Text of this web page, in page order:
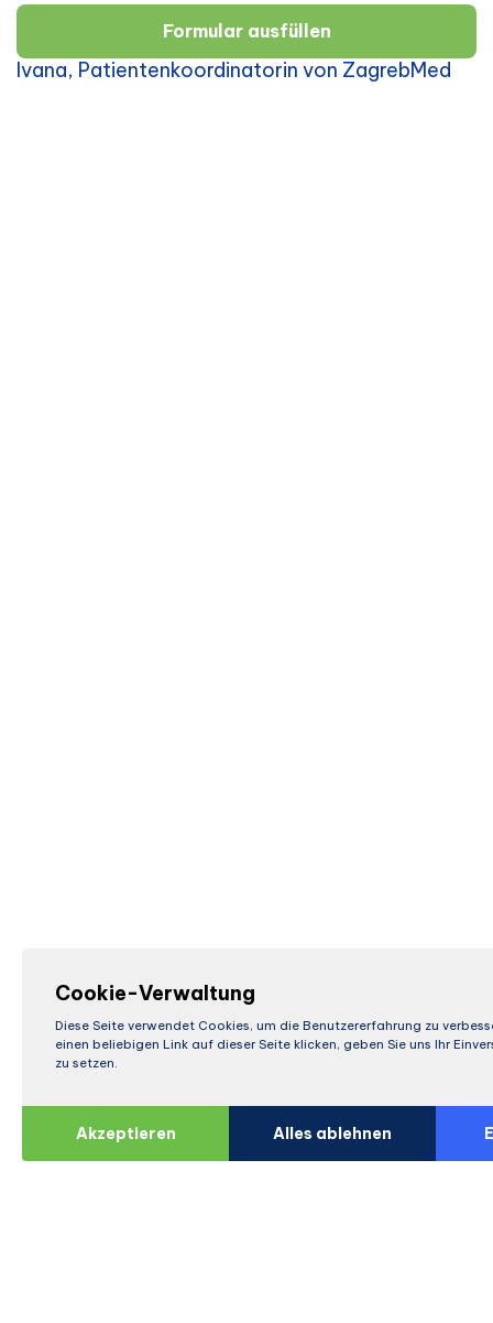
Formular ausfüllen
Ivana, Patientenkoordinatorin von ZagrebMed
Cookie-Verwaltung
Diese Seite verwendet Cookies, um die Benutzererfahrung zu
einen beliebigen Link auf dieser Seite klicken, geben Sie uns Ihr
zu setzen.
Akzeptieren Alles ablehnen